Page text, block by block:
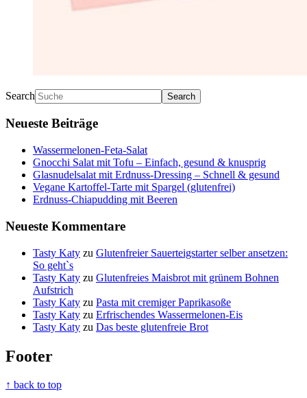
Search
Neueste Beiträge
Wassermelonen-Feta-Salat
Gnocchi Salat mit Tofu – Einfach, gesund & knusprig
Glasnudelsalat mit Erdnuss-Dressing – Schnell & gesund
Vegane Kartoffel-Tarte mit Spargel (glutenfrei)
Erdnuss-Chiapudding mit Beeren
Neueste Kommentare
Tasty Katy zu Glutenfreier Sauerteigstarter selber ansetzen:
So geht`s
Tasty Katy zu Glutenfreies Maisbrot mit grünem Bohnen
Aufstrich
Tasty Katy zu Pasta mit cremiger Paprikasoße
Tasty Katy zu Erfrischendes Wassermelonen-Eis
Tasty Katy zu Das beste glutenfreie Brot
Footer
↑ back to top